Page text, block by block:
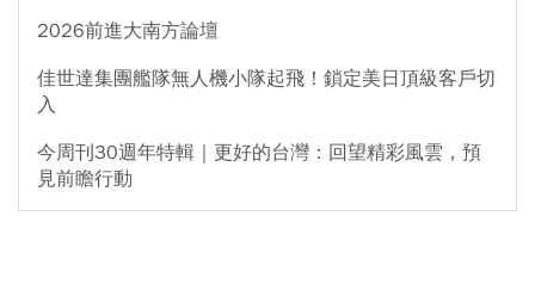
2026前進大南方論壇
佳世達集團艦隊無人機小隊起飛！鎖定美日頂級客戶切
入
今周刊30週年特輯｜更好的台灣：回望精彩風雲，預
見前瞻行動